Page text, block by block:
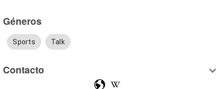
Géneros
Sports Talk
Contacto